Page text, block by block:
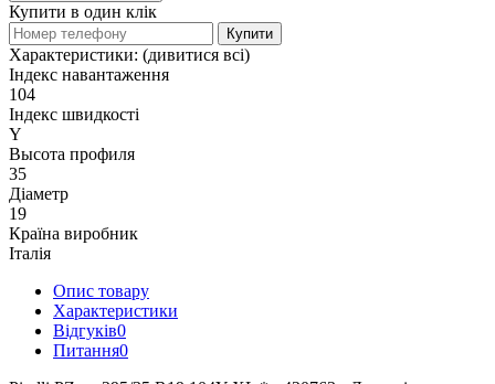
Купити в один клік
Купити
Характеристики: (дивитися всі)
Індекс навантаження
104
Індекс швидкості
Y
Высота профиля
35
Діаметр
19
Країна виробник
Італія
Опис товару
Характеристики
Відгуків0
Питання0